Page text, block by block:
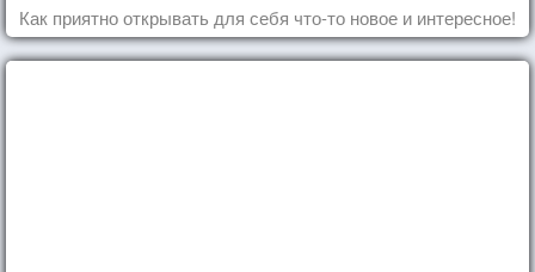
Как приятно открывать для себя что-то новое и интересное!